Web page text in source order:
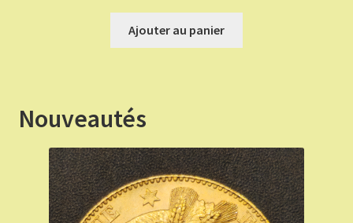
prix
initial
était :
prix
actuel
est :
Ajouter au panier
Nouveautés